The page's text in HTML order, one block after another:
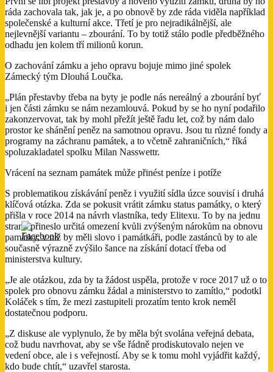
ráda zachovala tak, jak je, a po obnově by zde ráda viděla například
společenské a kulturní akce. Třetí je pro nejradikálnější, ale
nejlevnější variantu – zbourání. To by totiž stálo podle předběžného
odhadu jen kolem tří milionů korun.
O zachování zámku a jeho opravu bojuje mimo jiné spolek
Zámecký tým Dlouhá Loučka.
„Plán přestavby třeba na byty je podle nás nereálný a zbourání byť
i jen části zámku se nám nezamlouvá. Pokud by se ho nyní podařilo
zakonzervovat, tak by mohl přežít ještě řadu let, což by nám dalo
prostor ke shánění peněz na samotnou opravu. Jsou tu různé fondy a
programy na záchranu památek, a to včetně zahraničních,“ říká
spoluzakladatel spolku Milan Nasswettr.
Vrácení na seznam památek může přinést peníze i potíže
S problematikou získávání peněz i využití sídla úzce souvisí i druhá
klíčová otázka. Zda se pokusit vrátit zámku status památky, o který
přišla v roce 2014 na návrh vlastníka, tedy Elitexu. To by na jednu
stranu přineslo určitá omezení kvůli zvýšeným nárokům na obnovu
památky, v níž by měli slovo i památkáři, podle zastánců by to ale
současně výrazně zvýšilo šance na získání dotací třeba od
ministerstva kultury.
„Je ale otázkou, zda by ta žádost uspěla, protože v roce 2017 už o to
spolek pro obnovu zámku žádal a ministerstvo to zamítlo,“ podotkl
Koláček s tím, že mezi zastupiteli prozatím tento krok neměl
dostatečnou podporu.
„Z diskuse ale vyplynulo, že by měla být svolána veřejná debata,
což budu navrhovat, aby se vše řádně prodiskutovalo nejen ve
vedení obce, ale i s veřejností. Aby se k tomu mohl vyjádřit každý,
kdo bude chtít,“ uzavřel starosta.